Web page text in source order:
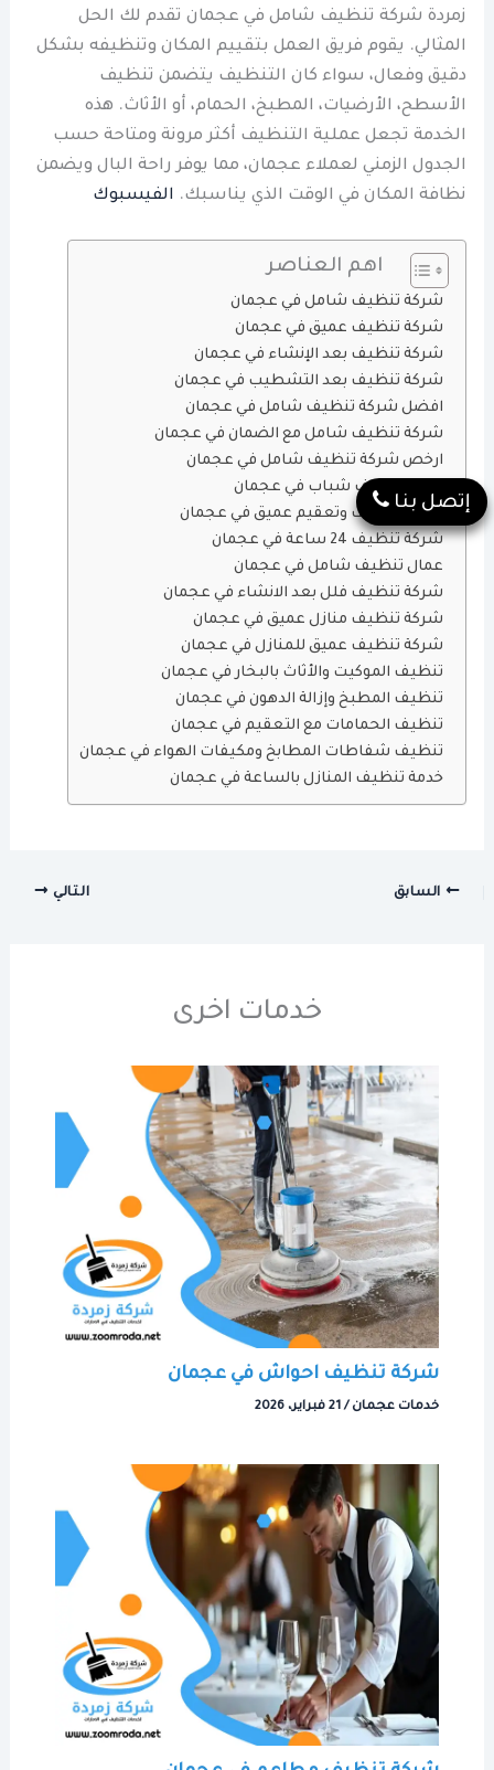
زمردة شركة تنظيف شامل في عجمان تقدم لك الحل
المثالي. يقوم فريق العمل بتقييم المكان وتنظيفه بشكل
دقيق وفعال، سواء كان التنظيف يتضمن تنظيف
الأسطح، الأرضيات، المطبخ، الحمام، أو الأثاث. هذه
الخدمة تجعل عملية التنظيف أكثر مرونة ومتاحة حسب
الجدول الزمني لعملاء عجمان، مما يوفر راحة البال ويضمن
نظافة المكان في الوقت الذي يناسبك. الفيسبوك
اهم العناصر
شركة تنظيف شامل في عجمان
شركة تنظيف عميق في عجمان
شركة تنظيف بعد الإنشاء في عجمان
شركة تنظيف بعد التشطيب في عجمان
افضل شركة تنظيف شامل في عجمان
شركة تنظيف شامل مع الضمان في عجمان
ارخص شركة تنظيف شامل في عجمان
عمال تنظيف شباب في عجمان
شركة تنظيف وتعقيم عميق في عجمان
شركة تنظيف 24 ساعة في عجمان
عمال تنظيف شامل في عجمان
شركة تنظيف فلل بعد الانشاء في عجمان
شركة تنظيف منازل عميق في عجمان
شركة تنظيف عميق للمنازل في عجمان
تنظيف الموكيت والأثاث بالبخار في عجمان
تنظيف المطبخ وإزالة الدهون في عجمان
تنظيف الحمامات مع التعقيم في عجمان
تنظيف شفاطات المطابخ ومكيفات الهواء في عجمان
خدمة تنظيف المنازل بالساعة في عجمان
السابق التالي
خدمات اخرى
شركة تنظيف احواش في عجمان
خدمات عجمان /21 فبراير، 2026
إتصل بنا